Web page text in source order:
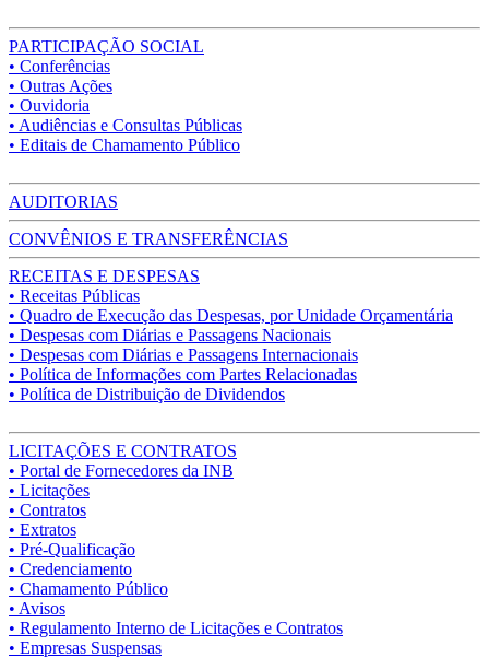
PARTICIPAÇÃO SOCIAL
• Conferências
• Outras Ações
• Ouvidoria
• Audiências e Consultas Públicas
• Editais de Chamamento Público
AUDITORIAS
CONVÊNIOS E TRANSFERÊNCIAS
RECEITAS E DESPESAS
• Receitas Públicas
• Quadro de Execução das Despesas, por Unidade Orçamentária
• Despesas com Diárias e Passagens Nacionais
• Despesas com Diárias e Passagens Internacionais
• Política de Informações com Partes Relacionadas
• Política de Distribuição de Dividendos
LICITAÇÕES E CONTRATOS
• Portal de Fornecedores da INB
• Licitações
• Contratos
• Extratos
• Pré-Qualificação
• Credenciamento
• Chamamento Público
• Avisos
• Regulamento Interno de Licitações e Contratos
• Empresas Suspensas